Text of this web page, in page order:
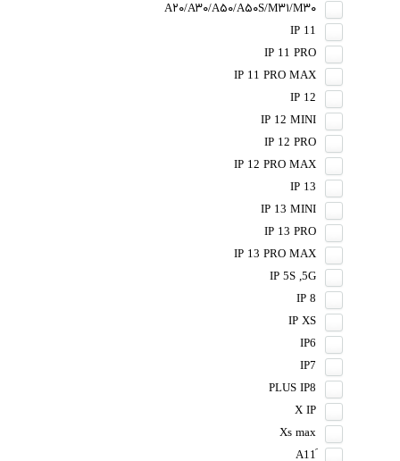
A۲۰/A۳۰/A۵۰/A۵۰S/M۳۱/M۳۰
IP 11
IP 11 PRO
IP 11 PRO MAX
IP 12
IP 12 MINI
IP 12 PRO
IP 12 PRO MAX
IP 13
IP 13 MINI
IP 13 PRO
IP 13 PRO MAX
IP 5S ,5G
IP 8
IP XS
IP6
IP7
PLUS IP8
X IP
Xs max